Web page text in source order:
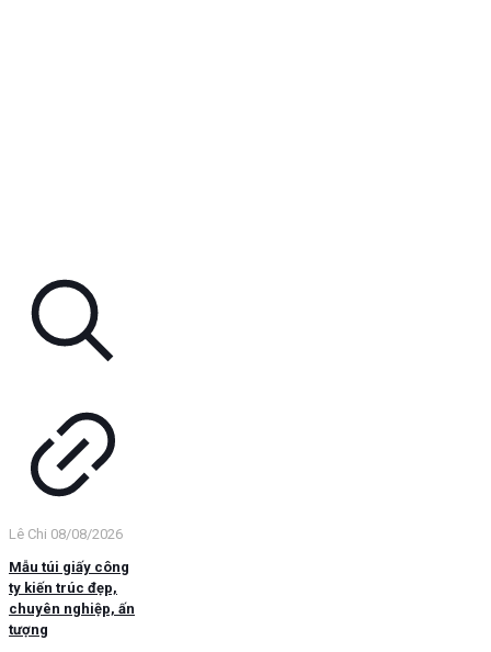
Lê Chi 08/08/2026
Mẫu túi giấy công
ty kiến trúc đẹp,
chuyên nghiệp, ấn
tượng